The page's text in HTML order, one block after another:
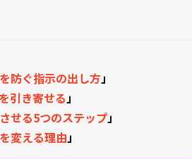
防ぐ指示の出し方」
引き寄せる」
せる5つのステップ」
変える理由」